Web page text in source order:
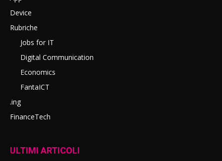
Device
Rubriche
Jobs for IT
Digital Communication
Economics
FantaICT
.ing
FinanceTech
ULTIMI ARTICOLI